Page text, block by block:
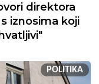
direktora
iznosima koji
POLITIKA